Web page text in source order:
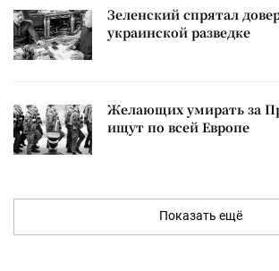
Зеленский спрятал
украинской разведке
Желающих умирать за
ищут по всей Европе
Показать ещё